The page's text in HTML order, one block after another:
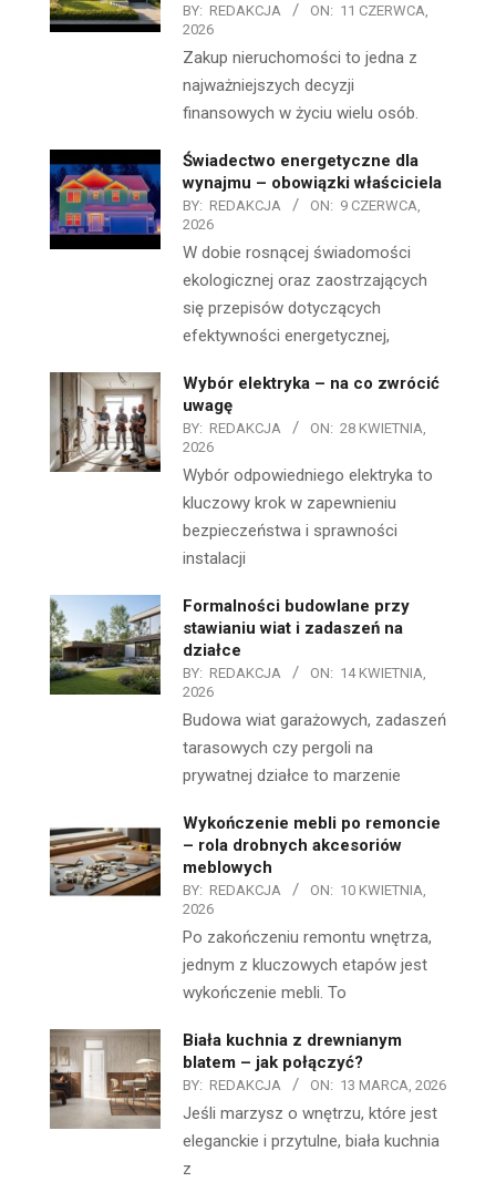
BY: REDAKCJA ON: 11 CZERWCA,
2026
Zakup nieruchomości to jedna z
najważniejszych decyzji
finansowych w życiu wielu osób.
Świadectwo energetyczne dla
wynajmu – obowiązki właściciela
BY: REDAKCJA ON: 9 CZERWCA,
2026
W dobie rosnącej świadomości
ekologicznej oraz zaostrzających
się przepisów dotyczących
efektywności energetycznej,
Wybór elektryka – na co zwrócić
uwagę
BY: REDAKCJA ON: 28 KWIETNIA,
2026
Wybór odpowiedniego elektryka to
kluczowy krok w zapewnieniu
bezpieczeństwa i sprawności
instalacji
Formalności budowlane przy
stawianiu wiat i zadaszeń na
działce
BY: REDAKCJA ON: 14 KWIETNIA,
2026
Budowa wiat garażowych, zadaszeń
tarasowych czy pergoli na
prywatnej działce to marzenie
Wykończenie mebli po remoncie
– rola drobnych akcesoriów
meblowych
BY: REDAKCJA ON: 10 KWIETNIA,
2026
Po zakończeniu remontu wnętrza,
jednym z kluczowych etapów jest
wykończenie mebli. To
Biała kuchnia z drewnianym
blatem – jak połączyć?
BY: REDAKCJA ON: 13 MARCA, 2026
Jeśli marzysz o wnętrzu, które jest
eleganckie i przytulne, biała kuchnia
z